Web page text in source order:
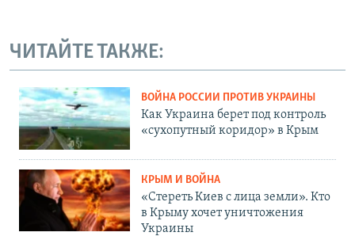
ЧИТАЙТЕ ТАКЖЕ:
ВОЙНА РОССИИ ПРОТИВ УКРАИНЫ
Как Украина берет под контроль
«сухопутный коридор» в Крым
КРЫМ И ВОЙНА
«Стереть Киев с лица земли». Кто
в Крыму хочет уничтожения
Украины